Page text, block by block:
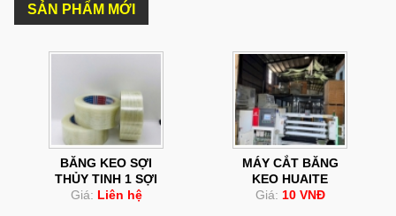
SẢN PHẨM MỚI
BĂNG KEO SỢI
THỦY TINH 1 SỢI
Giá: Liên hệ
MÁY CẮT BĂNG
KEO HUAITE
Giá: 10 VNĐ